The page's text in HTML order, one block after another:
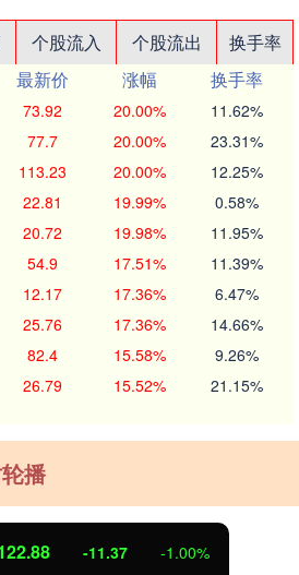
个股流入 个股流出
换手率
最新价 涨幅
换手率
73.92 20.00% 11.62%
77.7 20.00% 23.31%
113.23 20.00% 12.25%
22.81 19.99% 0.58%
20.72 19.98% 11.95%
54.9 17.51% 11.39%
12.17 17.36% 6.47%
25.76 17.36% 14.66%
82.4 15.58% 9.26%
26.79 15.52% 21.15%
播
-11.37 -1.00%